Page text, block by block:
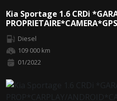
Kia Sportage 1.6 CRDi
Diesel
109 000 km
01/2022